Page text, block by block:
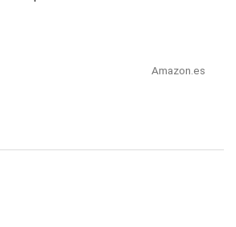
Amazon.es